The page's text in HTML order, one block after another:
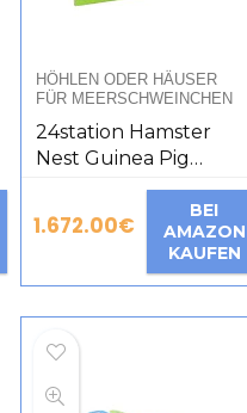
HÖHLEN ODER HÄUSER
FÜR MEERSCHWEINCHEN
24station Hamster
Nest Guinea Pig
House Golden Bear
Pet Nest Small Pet
House [D]
1.672.00€
BEI
AMAZON
KAUFEN